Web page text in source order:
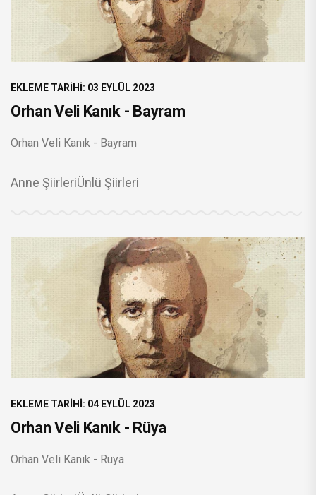
EKLEME TARIHI: 03 EYLÜL 2023
Orhan Veli Kanık - Bayram
Orhan Veli Kanık - Bayram
Anne ŞiirleriÜnlü Şiirleri
EKLEME TARIHI: 04 EYLÜL 2023
Orhan Veli Kanık - Rüya
Orhan Veli Kanık - Rüya